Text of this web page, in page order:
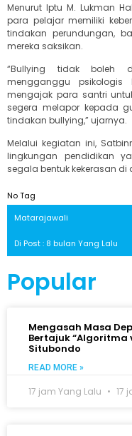
Menurut Iptu M. Lukman
para pelajar memiliki
tindakan perundungan,
mereka saksikan.
“Bullying tidak boleh
mengganggu
mengajak para santri
segera melapor kepada
tindakan bullying,” ujarnya.
Melalui kegiatan ini,
lingkungan pendidikan
segala bentuk kekerasan di
No Tag
Matarajawali
Di Post : 8 bulan Yang Lalu
Popular
Mengasah Masa
Bertajuk “Algoritma
Situbondo
READ MORE »
17 jam Yang Lalu 17